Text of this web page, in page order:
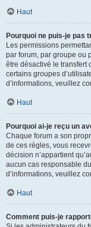
Haut
Pourquoi ne puis-je pas
Les permissions
par forum, par groupe ou
être désactivé le transfert
certains groupes
d’informations, veuillez
Haut
Pourquoi ai-je reçu un
Chaque forum a son
de ces règles, vous
décision n’appartient
aucun cas responsable
d’informations, veuillez
Haut
Comment puis-je